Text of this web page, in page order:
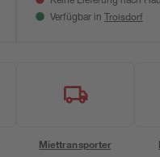
Verfügbar in Troisdorf
Miettransporter